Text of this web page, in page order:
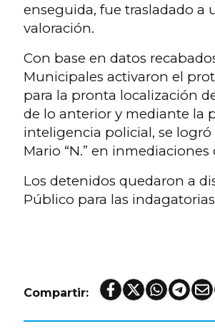
enseguida, fue trasladado a
valoración.
Con base en datos
Municipales activaron el
para la pronta localización
de lo anterior y mediante la
inteligencia policial, se logró
Mario “N.” en inmediaciones
Los detenidos quedaron a
Público para las
Compartir: